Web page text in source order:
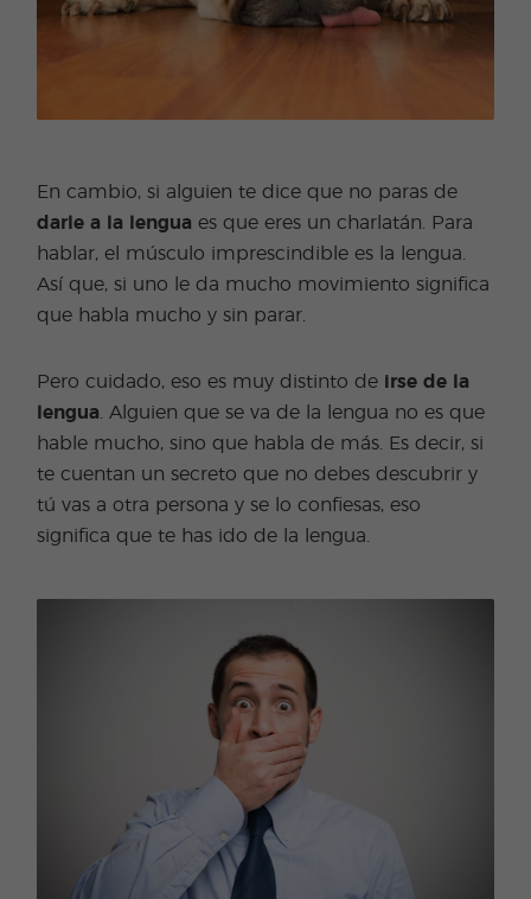
En cambio, si alguien te dice que no paras de
darle a la lengua es que eres un charlatán. Para
hablar, el músculo imprescindible es la lengua.
Así que, si uno le da mucho movimiento significa
que habla mucho y sin parar.
Pero cuidado, eso es muy distinto de
irse de la
lengua . Alguien que se va de la lengua no es que
hable mucho, sino que habla de más. Es decir, si
te cuentan un secreto que no debes descubrir y
tú vas a otra persona y se lo confiesas, eso
significa que te has ido de la lengua.